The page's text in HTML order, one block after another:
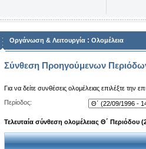
Οργάνωση & Λειτουργία : Ολομέλεια
Σύνθεση Προηγούμενων
Για να δείτε συνθέσεις ολομέλειας επιλέξτε την
Περίοδος:
Τελευταία σύνθεση ολομέλειας Θ΄ Περιόδου